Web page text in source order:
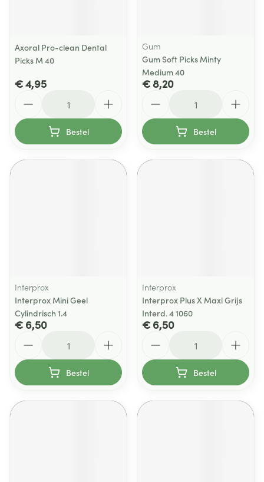
Axoral Pro-clean Dental
Picks M 40
€ 4,95
Bestel
Gum
Gum Soft Picks Minty
Medium 40
€ 8,20
Bestel
Interprox
Interprox Mini Geel
Cylindrisch 1.4
€ 6,50
Bestel
Interprox
Interprox Plus X Maxi Grijs
Interd. 4 1060
€ 6,50
Bestel